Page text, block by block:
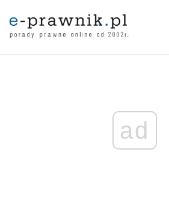
PORADY PRAWNE ONLINE
ad